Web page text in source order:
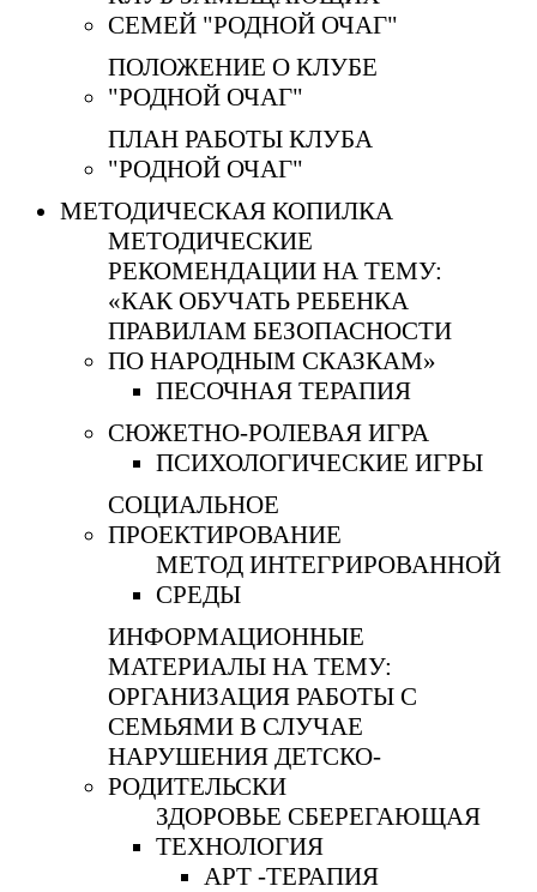
СЕМЕЙ "РОДНОЙ ОЧАГ"
ПОЛОЖЕНИЕ О КЛУБЕ
"РОДНОЙ ОЧАГ"
ПЛАН РАБОТЫ КЛУБА
"РОДНОЙ ОЧАГ"
МЕТОДИЧЕСКАЯ КОПИЛКА
МЕТОДИЧЕСКИЕ
РЕКОМЕНДАЦИИ НА ТЕМУ:
«КАК ОБУЧАТЬ РЕБЕНКА
ПРАВИЛАМ БЕЗОПАСНОСТИ
ПО НАРОДНЫМ СКАЗКАМ»
ПЕСОЧНАЯ ТЕРАПИЯ
СЮЖЕТНО-РОЛЕВАЯ ИГРА
ПСИХОЛОГИЧЕСКИЕ ИГРЫ
СОЦИАЛЬНОЕ
ПРОЕКТИРОВАНИЕ
МЕТОД ИНТЕГРИРОВАННОЙ
СРЕДЫ
ИНФОРМАЦИОННЫЕ
МАТЕРИАЛЫ НА ТЕМУ:
ОРГАНИЗАЦИЯ РАБОТЫ С
СЕМЬЯМИ В СЛУЧАЕ
НАРУШЕНИЯ ДЕТСКО-
РОДИТЕЛЬСКИ
ЗДОРОВЬЕ СБЕРЕГАЮЩАЯ
ТЕХНОЛОГИЯ
АРТ -ТЕРАПИЯ